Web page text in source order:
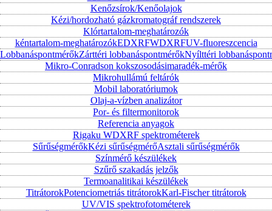
Kenőzsírok/Kenőolajok
Kézi/hordozható gázkromatográf rendszerek
Klórtartalom-meghatározók
kéntartalom-meghatározókEDXRFWDXRFUV-fluoreszcencia
LobbanáspontmérőkZárttéri lobbanáspontmérőkNyílttéri
Mikro-Conradson kokszosodásimaradék-mérők
Mikrohullámú feltárók
Mobil laboratóriumok
Olaj-a-vízben analizátor
Por- és filtermonitorok
Referencia anyagok
Rigaku WDXRF spektrométerek
SűrűségmérőkKézi sűrűségmérőAsztali sűrűségmérők
Színmérő készülékek
Szűrő szakadás jelzők
Termoanalitikai készülékek
TitrátorokPotenciometriás titrátorokKarl-Fischer titrátorok
UV/VIS spektrofotométerek